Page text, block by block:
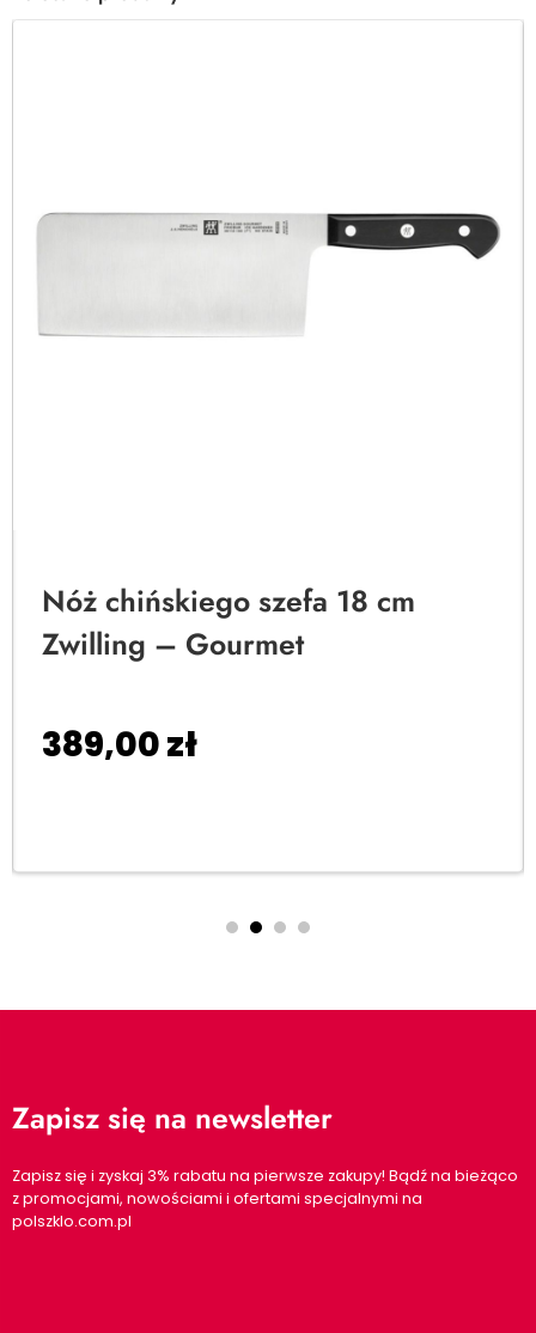
Nóż chińskiego szefa 18 cm
Zwilling – Gourmet
389,00zł
Zapisz się na newsletter
Zapisz się i zyskaj 3% rabatu na pierwsze zakupy! Bądź na bieżąco
z promocjami, nowościami i ofertami specjalnymi na
polszklo.com.pl